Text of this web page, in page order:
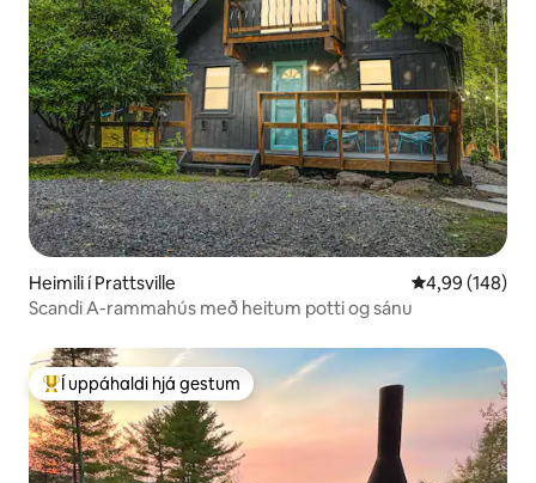
Heimili í Prattsville 4,99 af 5 í
4,99 (148)
Scandi A-rammahús með heitum potti og sánu
Í mestu uppáhaldi hjá gestum
Í uppáhaldi hjá gestum